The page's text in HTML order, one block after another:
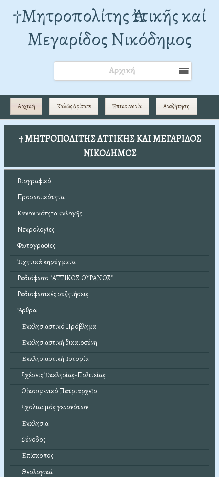
†Mητροπολίτης Ἀττικῆς καί
Μεγαρίδος Νικόδημος
Αρχική
Αρχική Καλῶς ὁρίσατε Ἐπικοινωνία Αναζήτηση
† ΜΗΤΡΟΠΟΛΙΤΗΣ ΑΤΤΙΚΗΣ ΚΑΙ ΜΕΓΑΡΙΔΟΣ
ΝΙΚΟΔΗΜΟΣ
Βιογραφικό
Προσωπικότητα
Κανονικότητα ἐκλογῆς
Νεκρολογίες
Φωτογραφίες
Ἠχητικά κηρύγματα
Ραδιόφωνο "ΑΤΤΙΚΟΣ ΟΥΡΑΝΟΣ"
Ραδιοφωνικές συζητήσεις
Ἄρθρα
Ἐκκλησιαστικό Πρόβλημα
Ἐκκλησιαστική δικαιοσύνη
Ἐκκλησιαστική Ἱστορία
Σχέσεις Ἐκκλησίας-Πολιτείας
Οἰκουμενικό Πατριαρχεῖο
Σχολιασμός γενονότων
Ἐκκλησία
Σύνοδος
Ἐπίσκοπος
Θεολογικά